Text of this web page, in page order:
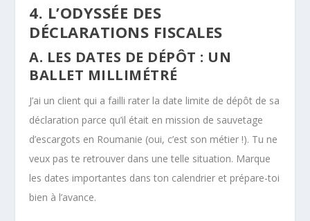
4. L’ODYSSÉE DES
DÉCLARATIONS FISCALES
A. LES DATES DE DÉPÔT : UN
BALLET MILLIMÉTRÉ
J’ai un client qui a failli rater la date limite de dépôt de sa
déclaration parce qu’il était en mission de sauvetage
d’escargots en Roumanie (oui, c’est son métier !). Tu ne
veux pas te retrouver dans une telle situation. Marque
les dates importantes dans ton calendrier et prépare-toi
bien à l’avance.